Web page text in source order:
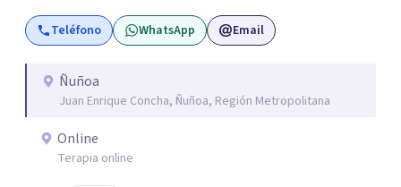
Teléfono WhatsApp Email
Ñuñoa
Juan Enrique Concha, Ñuñoa, Región Metropolitana
Online
Terapia online